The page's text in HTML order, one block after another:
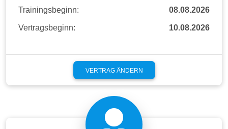
Trainingsbeginn: 08.08.2026
Vertragsbeginn: 10.08.2026
VERTRAG ÄNDERN